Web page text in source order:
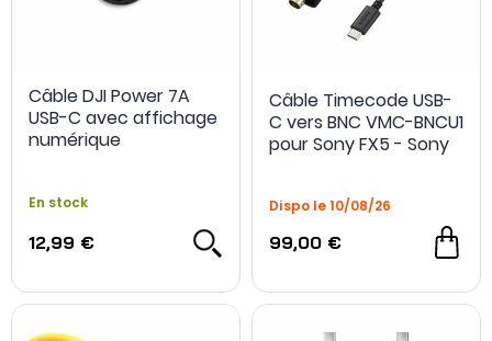
Câble DJI Power 7A
USB-C avec affichage
numérique
En stock
12,99 €
Câble Timecode USB-
C vers BNC VMC-BNCU1
pour Sony FX5 - Sony
Dispo le 10/08/26
99,00 €